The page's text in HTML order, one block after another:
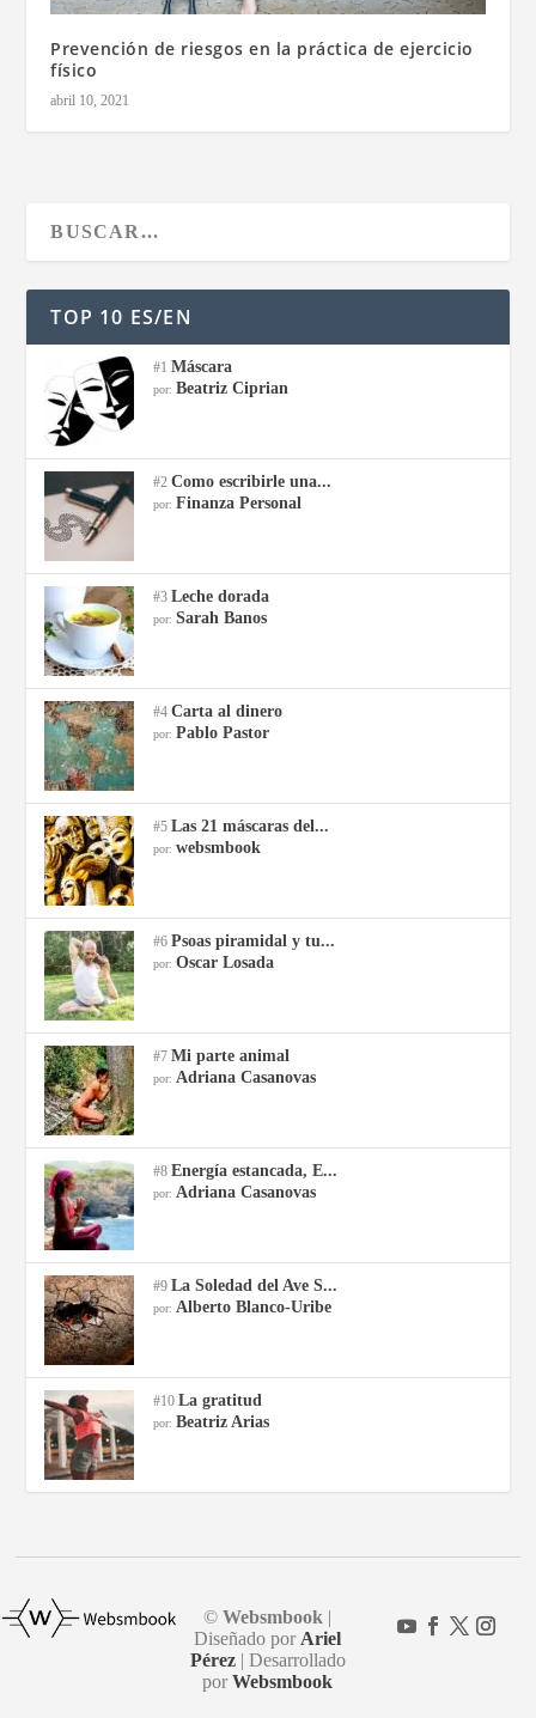
Prevención de riesgos en la práctica de ejercicio
físico
abril 10, 2021
TOP 10 ES/EN
#1Máscara
por: Beatriz Ciprian
#2Como escribirle una...
por: Finanza Personal
#3Leche dorada
por:Sarah Banos
#4Carta al dinero
por: Pablo Pastor
#5Las 21 máscaras del...
por:websmbook
#6Psoas piramidal y tu...
por:Oscar Losada
#7Mi parte animal
por: Adriana Casanovas
#8Energía estancada, E...
por: Adriana Casanovas
#9La Soledad del Ave S...
por: Alberto Blanco-Uribe
#10La gratitud
por: Beatriz Arias
©Websmbook |
Diseñado por Ariel
Pérez| Desarrollado
porWebsmbook